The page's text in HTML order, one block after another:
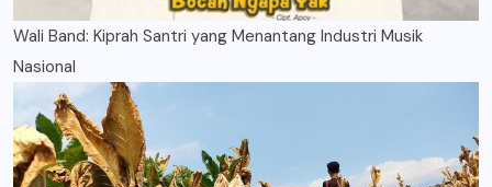
Wali Band: Kiprah Santri yang Menantang Industri Musik
Nasional